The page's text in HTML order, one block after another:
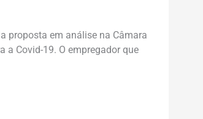
proposta em análise na Câmara
Covid-19. O empregador que